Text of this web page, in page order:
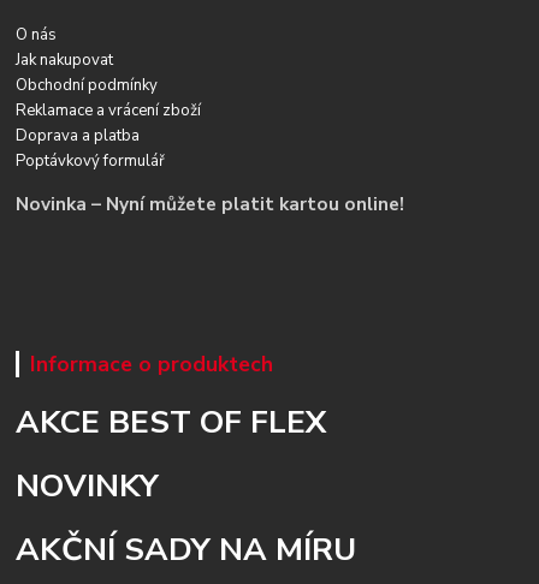
O nás
Jak nakupovat
Obchodní podmínky
Reklamace a vrácení zboží
Doprava a platba
Poptávkový formulář
Novinka – Nyní můžete platit kartou online!
Informace o produktech
AKCE BEST OF FLEX
NOVINKY
AKČNÍ SADY NA MÍRU